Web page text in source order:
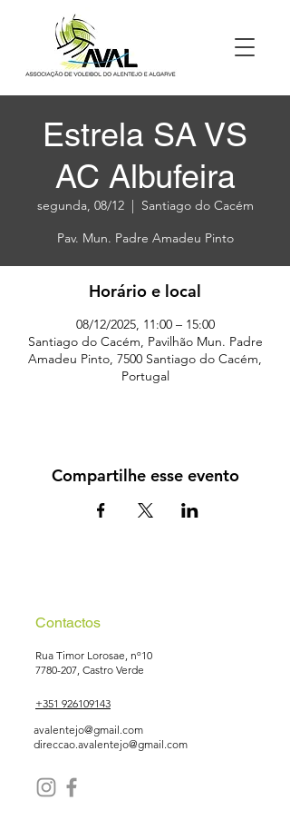
Estrela SA VS
AC Albufeira
segunda, 08/12
  |
Santiago do Cacém
Pav. Mun. Padre Amadeu Pinto
Horário e local
08/12/2025, 11:00 – 15:00
Santiago do Cacém, Pavilhão Mun. Padre
Amadeu Pinto, 7500 Santiago do Cacém,
Portugal
Compartilhe esse evento
Contactos
Rua Timor Lorosae, nº10
7780-207, Castro Verde
+351 926109143
avalentejo@gmail.com
direccao.avalentejo@gmail.com